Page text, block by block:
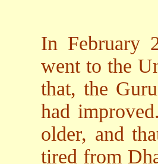
In February
went to the
that, the
had
older, and
tired from